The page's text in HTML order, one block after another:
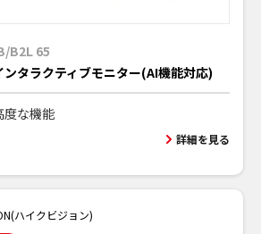
B2L 65
ンタラクティブモニター(AI機能対応)
度な機能
詳細を見る
ハイクビジョン)